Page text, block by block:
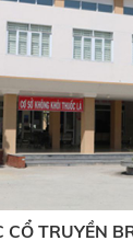
CỔ TRUYỀN